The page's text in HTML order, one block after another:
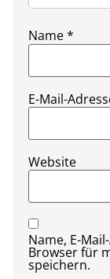
Name*
E-Mail-
Website
Name, E-
Browser für
speichern.